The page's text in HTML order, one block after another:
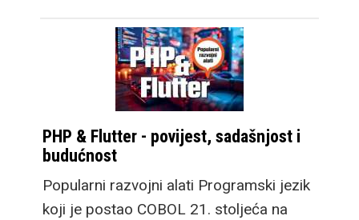
PHP & Flutter - povijest, sadašnjost i
budućnost
Popularni razvojni alati Programski jezik
koji je postao COBOL 21. stoljeća na